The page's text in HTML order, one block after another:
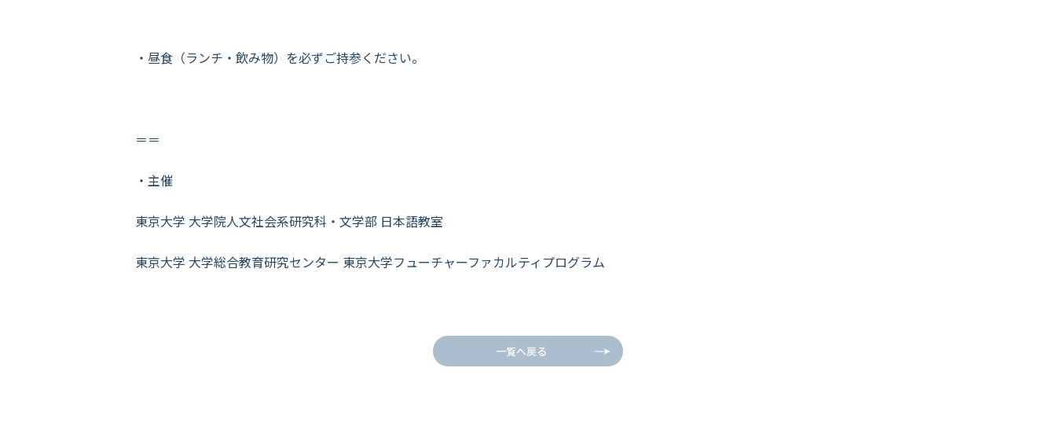
・昼食（ランチ・飲み物）を必ずご持参ください。
＝＝
・主催
東京大学 大学院人文社会系研究科・文学部 日本語教室
東京大学 大学総合教育研究センター 東京大学フューチャーファカルティプログラム
一覧へ戻る